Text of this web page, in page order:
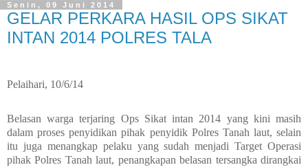
Senin, 09 Juni 2014
GELAR PERKARA HASIL OPS SIKAT
INTAN 2014 POLRES TALA
Pelaihari, 10/6/14
Belasan warga terjaring Ops Sikat intan 2014 yang kini masih
dalam proses penyidikan pihak penyidik Polres Tanah laut, selain
itu juga menangkap pelaku yang sudah menjadi Target Operasi
pihak Polres Tanah laut, penangkapan belasan tersangka dirangkai